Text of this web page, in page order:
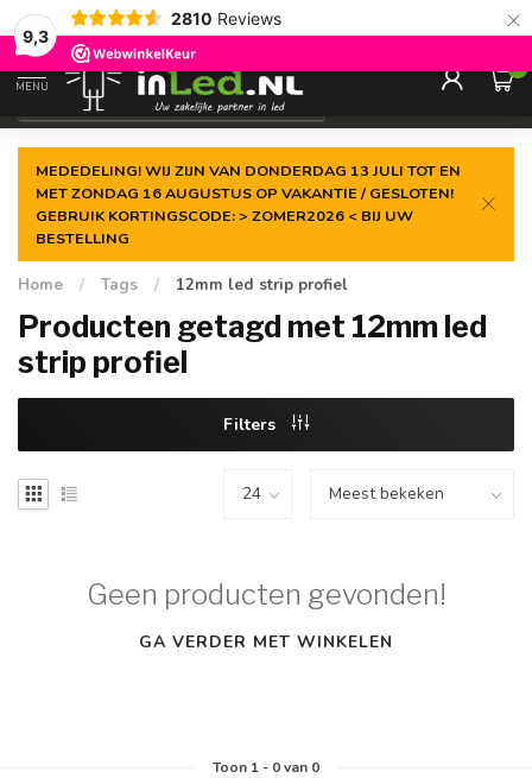
9,3
2810 Reviews ×
Gegarandeerde delaagste prijs
MENU
0
MEDEDELING! WIJ ZIJN VAN DONDERDAG 13 JULI TOT EN
MET ZONDAG 16 AUGUSTUS OP VAKANTIE / GESLOTEN!
GEBRUIK KORTINGSCODE: > ZOMER2026 < BIJ UW
BESTELLING
Home / Tags / 12mm led strip profiel
Producten getagd met 12mm led
strip profiel
Filters
Geen producten gevonden!
GA VERDER MET WINKELEN
Toon 1- 0van 0